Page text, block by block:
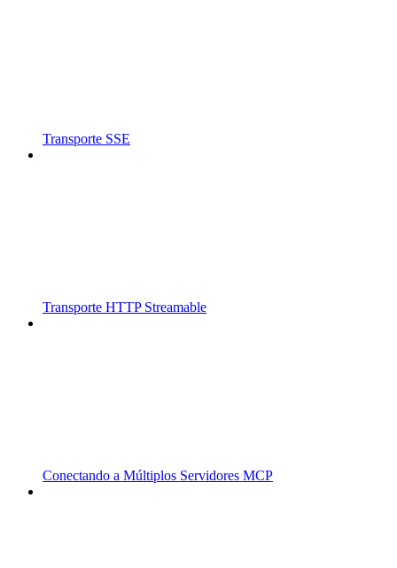
Transporte SSE
Transporte HTTP Streamable
Conectando a Múltiplos Servidores MCP